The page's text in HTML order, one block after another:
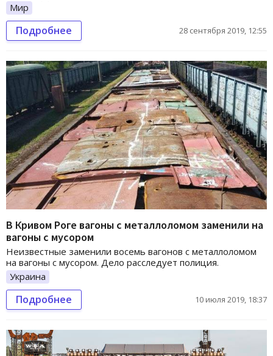
Мир
Подробнее 28 сентября 2019, 12:55
В Кривом Роге вагоны с металлоломом заменили на
вагоны с мусором
Неизвестные заменили восемь вагонов с металлоломом
на вагоны с мусором. Дело расследует полиция.
Украина
Подробнее 10 июля 2019, 18:37